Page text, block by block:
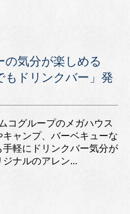
の気分が楽しめる
もドリンクバー」発
コグループのメガハウス
ャンプ、バーベキューな
手軽にドリンクバー気分が
ナルのアレン...